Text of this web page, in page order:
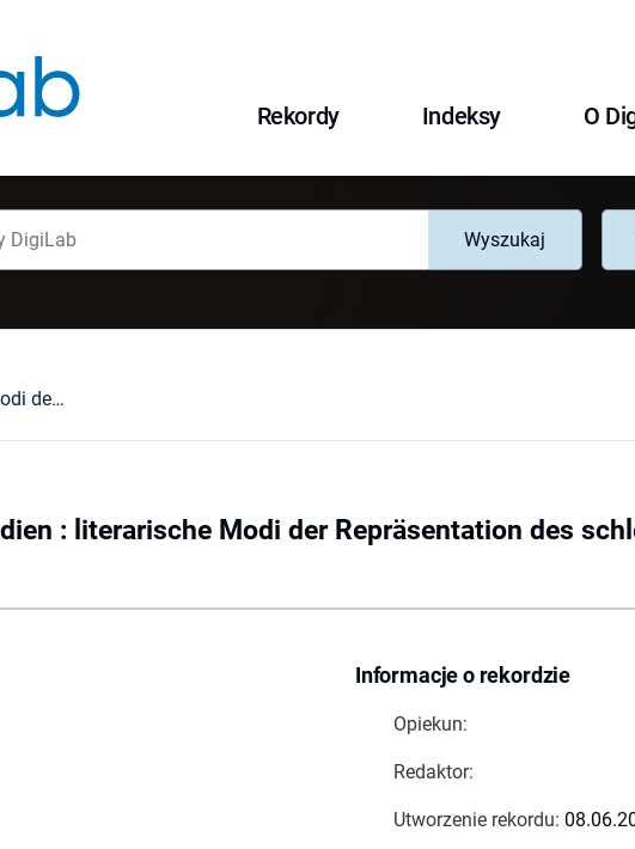
Rekordy Indeksy O
Wyszukaj
Schlesisches Arkadien : literarische Modi der Repräsentation des schlesischen Adels im 17.Jahrhundert
: literarische Modi der Repräsentation des
Informacje o rekordzie
Opiekun:
Redaktor:
Utworzenie rekordu: